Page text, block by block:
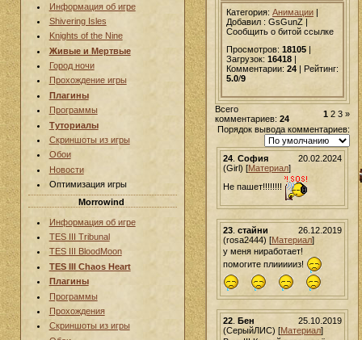
Информация об игре
Shivering Isles
Knights of the Nine
Живые и Мертвые
Город ночи
Прохождение игры
Плагины
Программы
Туториалы
Скриншоты из игры
Обои
Новости
Оптимизация игры
Morrowind
Информация об игре
TES III Tribunal
TES III BloodMoon
TES III Chaos Heart
Плагины
Программы
Прохождения
Скриншоты из игры
Категория: Анимации |
Добавил : GsGunZ |
Сообщить о битой ссылке
Просмотров: 18105
Загрузок: 16418
Комментарии: 24 | Рейтинг:
5.0/9
Всего
комментариев: 24 1 2 3 »
Порядок вывода комментариев:
20.02.2024
24 София
(Girl) [Материал]
Не пашет!!!!!!!!
26.12.2019
23 стайни
(rosa2444) [Материал]
у меня ниработает!
помогите плиииииз!
25.10.2019
22 Бен
(СерыйЛИС) [Материал]